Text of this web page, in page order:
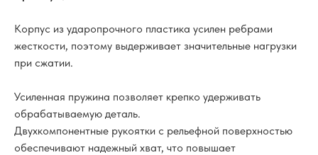
Корпус из ударопрочного пластика усилен ребрами
жесткости, поэтому выдерживает значительные нагрузки
при сжатии.
Усиленная пружина позволяет крепко удерживать
обрабатываемую деталь.
Двухкомпонентные рукоятки с рельефной поверхностью
обеспечивают надежный хват, что повышает